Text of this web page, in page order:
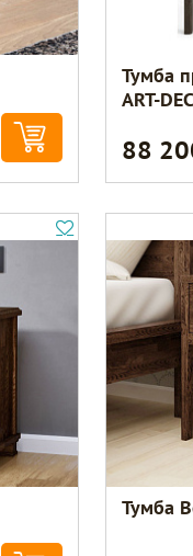
Тумба
ART-
88
Тумба